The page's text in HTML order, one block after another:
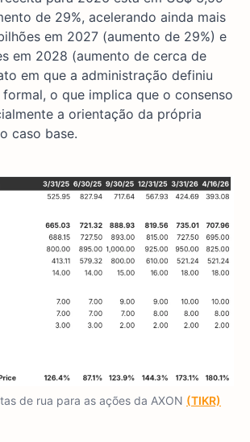
de 29%, acelerando ainda mais
em 2027 (aumento de 29%) e
em 2028 (aumento de cerca de
em que a administração definiu
o que implica que o consenso
a orientação da própria
caso base.
de rua para as ações da AXON (TIKR)